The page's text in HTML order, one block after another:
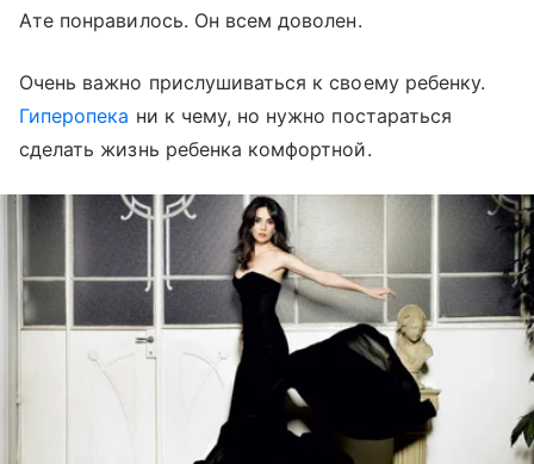
Ате понравилось. Он всем доволен.
Очень важно прислушиваться к своему ребенку.
Гиперопека ни к чему, но нужно постараться
сделать жизнь ребенка комфортной.